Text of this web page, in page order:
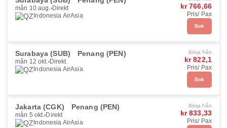
mån 10 aug. Direkt
Indonesia AirAsia
kr 766,66
Pris/ Pax
Bok
Surabaya (SUB) Penang (PEN)
mån 12 okt. Direkt
Indonesia AirAsia
Börja från
kr 822,1
Pris/ Pax
Bok
Jakarta (CGK) Penang (PEN)
mån 5 okt. Direkt
Indonesia AirAsia
Börja från
kr 833,33
Pris/ Pax